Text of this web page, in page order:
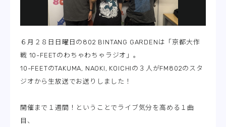
６月２８日日曜日の802 BINTANG GARDENは「京都大作
戦 10-FEETのわちゃわちゃラジオ」。
10-FEETのTAKUMA, NAOKI, KOICHIの３人がFM802のスタ
ジオから生放送でお送りしました！
開催まで１週間！ということでライブ気分を高める１曲
目、